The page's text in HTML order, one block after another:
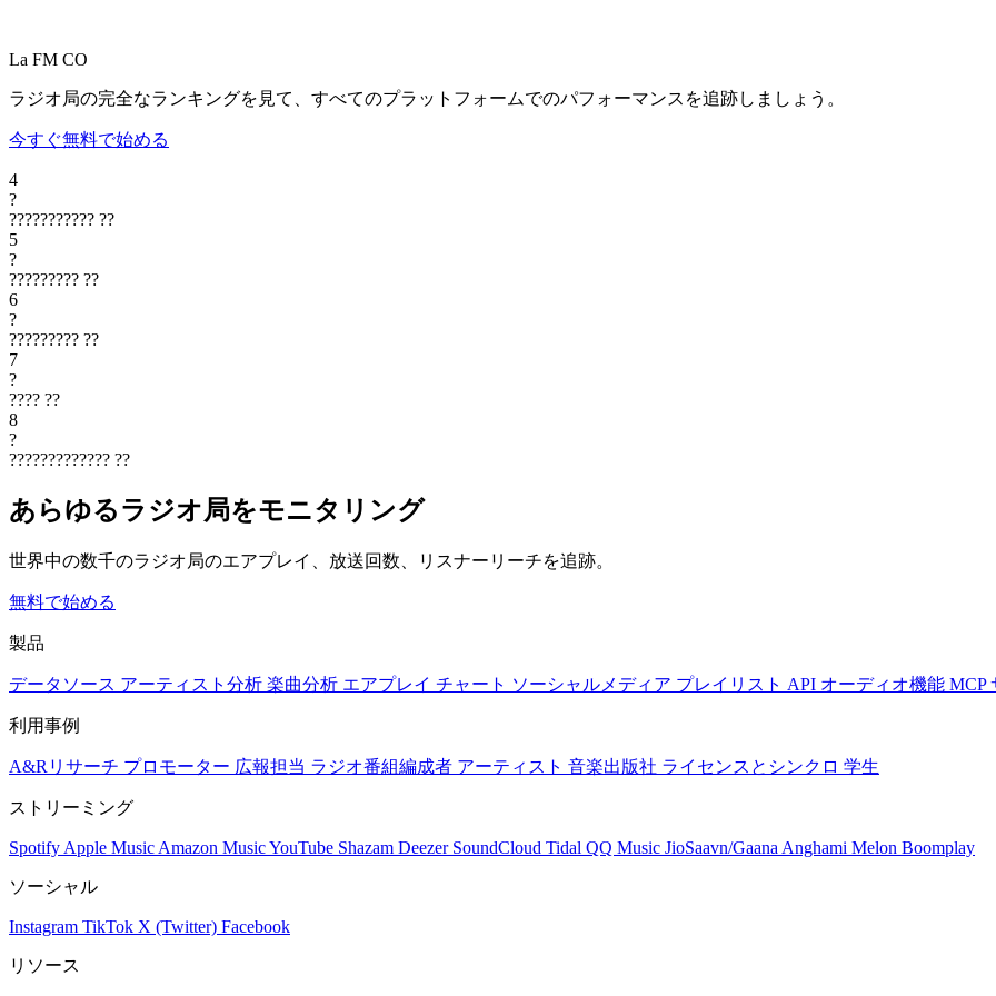
La FM CO
ラジオ局の完全なランキングを見て、すべてのプラットフォームでのパフォーマンスを追跡しましょう。
今すぐ無料で始める
4
?
??????????? ??
5
?
????????? ??
6
?
????????? ??
7
?
???? ??
8
?
????????????? ??
あらゆるラジオ局をモニタリング
世界中の数千のラジオ局のエアプレイ、放送回数、リスナーリーチを追跡。
無料で始める
製品
データソース アーティスト分析 楽曲分析 エアプレイ チャート ソーシャルメディア プレイリスト API オーディオ機能 MCP
利用事例
A&Rリサーチ プロモーター 広報担当 ラジオ番組編成者 アーティスト 音楽出版社 ライセンスとシンクロ 学生
ストリーミング
Spotify Apple Music Amazon MusicYouTube Shazam Deezer SoundCloud Tidal QQ Music JioSaavn/Gaana Anghami Melon Boomplay
ソーシャル
Instagram TikTok X (Twitter) Facebook
リソース